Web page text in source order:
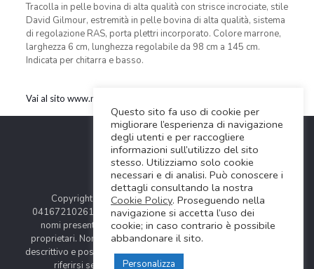
Tracolla in pelle bovina di alta qualità con strisce incrociate, stile
David Gilmour, estremità in pelle bovina di alta qualità, sistema
di regolazione RAS, porta plettri incorporato. Colore marrone,
larghezza 6 cm, lunghezza regolabile da 98 cm a 145 cm.
Indicata per chitarra e basso.
Vai al sito www.rightonstraps.com
Copyright © 2024 Soundwave Distribution Srl - P.I.
04167210261 |
COOKIES POLICY| Tutti i marchi, i prodotti e i
nomi presentati in questo sito sono registrati dai legittimi
proprietari. Nomi e caratteristiche sono citati solamente al fine
descrittivo e possono variare senza obbligo di preavviso, quindi
riferirsi sempre ai siti web dei rispettivi costruttori.
Questo sito fa uso di cookie per
migliorare l’esperienza di navigazione
degli utenti e per raccogliere
informazioni sull’utilizzo del sito
stesso. Utilizziamo solo cookie
necessari e di analisi. Può conoscere i
dettagli consultando la nostra
Cookie Policy. Proseguendo nella
navigazione si accetta l’uso dei
cookie; in caso contrario è possibile
abbandonare il sito.
Personalizza